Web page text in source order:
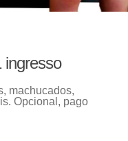
ingresso
machucados,
Opcional, pago